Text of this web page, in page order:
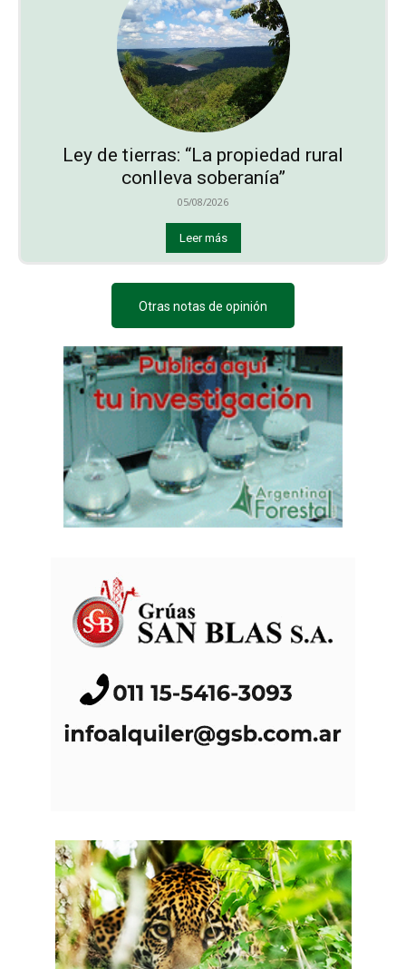
Ley de tierras: “La propiedad rural
conlleva soberanía”
05/08/2026
Leer más
Otras notas de opinión